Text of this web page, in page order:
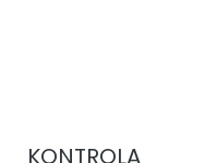
KONTROLA